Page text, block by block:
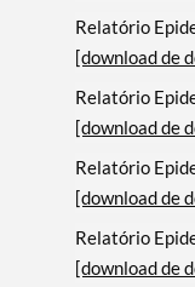
Relatório
[download de
Relatório
[download de
Relatório
[download de
Relatório
[download de